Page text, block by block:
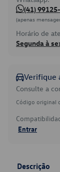
(41)
(apenas
Horário de
Segunda à
Verifique
Consulte a
Código original
Entrar
Descrição